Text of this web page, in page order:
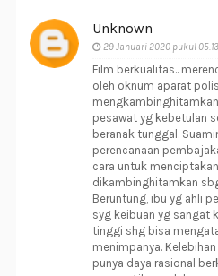
Unknown
29 Januari 2020 pukul 05.13
Film berkualitas..
oleh oknum aparat
pesawat yg kebetulan
beranak tunggal.
perencanaan
cara untuk
dikambinghitamkan
Beruntung, ibu yg ahli
syg keibuan yg sangat
tinggi shg bisa
menimpanya.
punya daya rasional